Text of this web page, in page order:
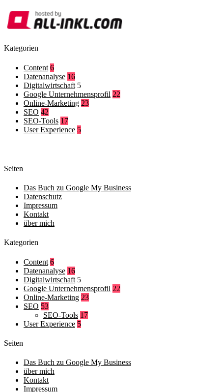
Kategorien
Content 6
Datenanalyse 16
Digitalwirtschaft 5
Google Unternehmensprofil 22
Online-Marketing 23
SEO 42
SEO-Tools 17
User Experience 5
Seiten
Das Buch zu Google My Business
Datenschutz
Impressum
Kontakt
über mich
Kategorien
Content 6
Datenanalyse 16
Digitalwirtschaft 5
Google Unternehmensprofil 22
Online-Marketing 23
SEO 53
SEO-Tools 17
User Experience 5
Seiten
Das Buch zu Google My Business
über mich
Kontakt
Impressum